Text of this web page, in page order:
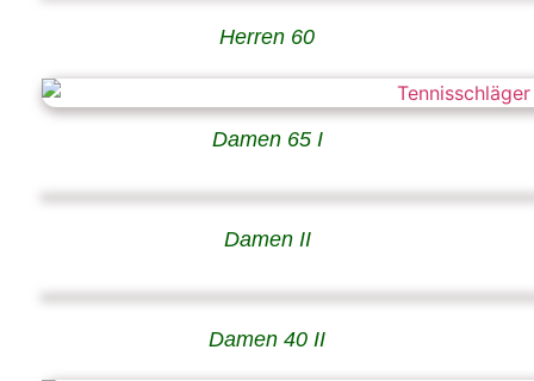
Herren 60
Damen 65 I
Damen II
Damen 40 II